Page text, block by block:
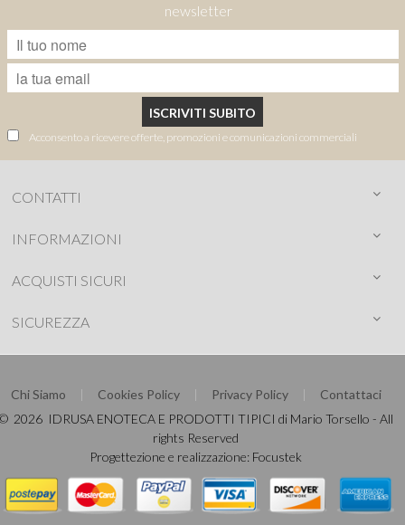
newsletter
ISCRIVITI SUBITO
Acconsento a ricevere offerte, promozioni e comunicazioni commerciali
CONTATTI
INFORMAZIONI
ACQUISTI SICURI
SICUREZZA
Chi Siamo Cookies Policy Privacy Policy
Contattaci
2026 IDRUSA ENOTECA E PRODOTTI TIPICI di Mario Torsello - All
rights Reserved
Progettezione e realizzazione: Focustek